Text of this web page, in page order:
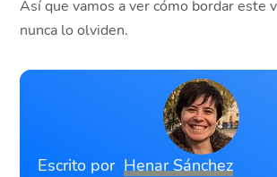
Así que vamos a ver cómo bordar este
nunca lo olviden.
Escrito por Henar Sánchez